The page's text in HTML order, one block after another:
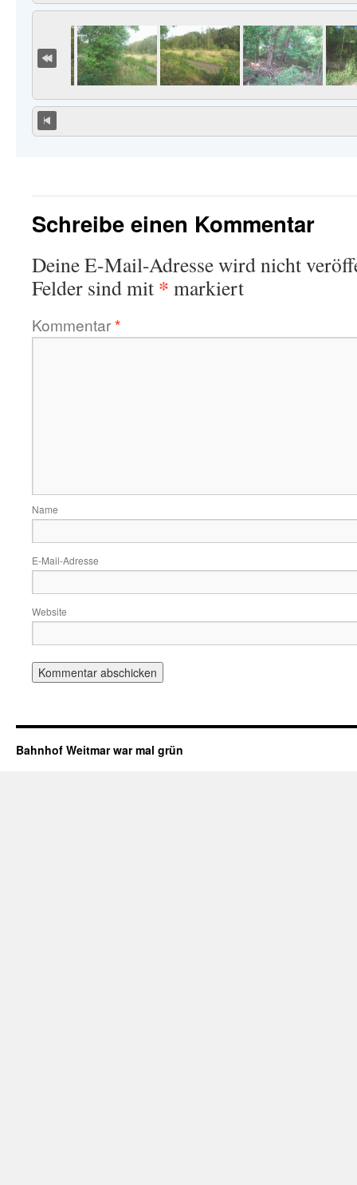
Schreibe einen Kommentar
Deine E-Mail-Adresse wird nicht
Felder sind mit * markiert
Kommentar*
Name
E-Mail-Adresse
Website
Bahnhof Weitmar war mal grün